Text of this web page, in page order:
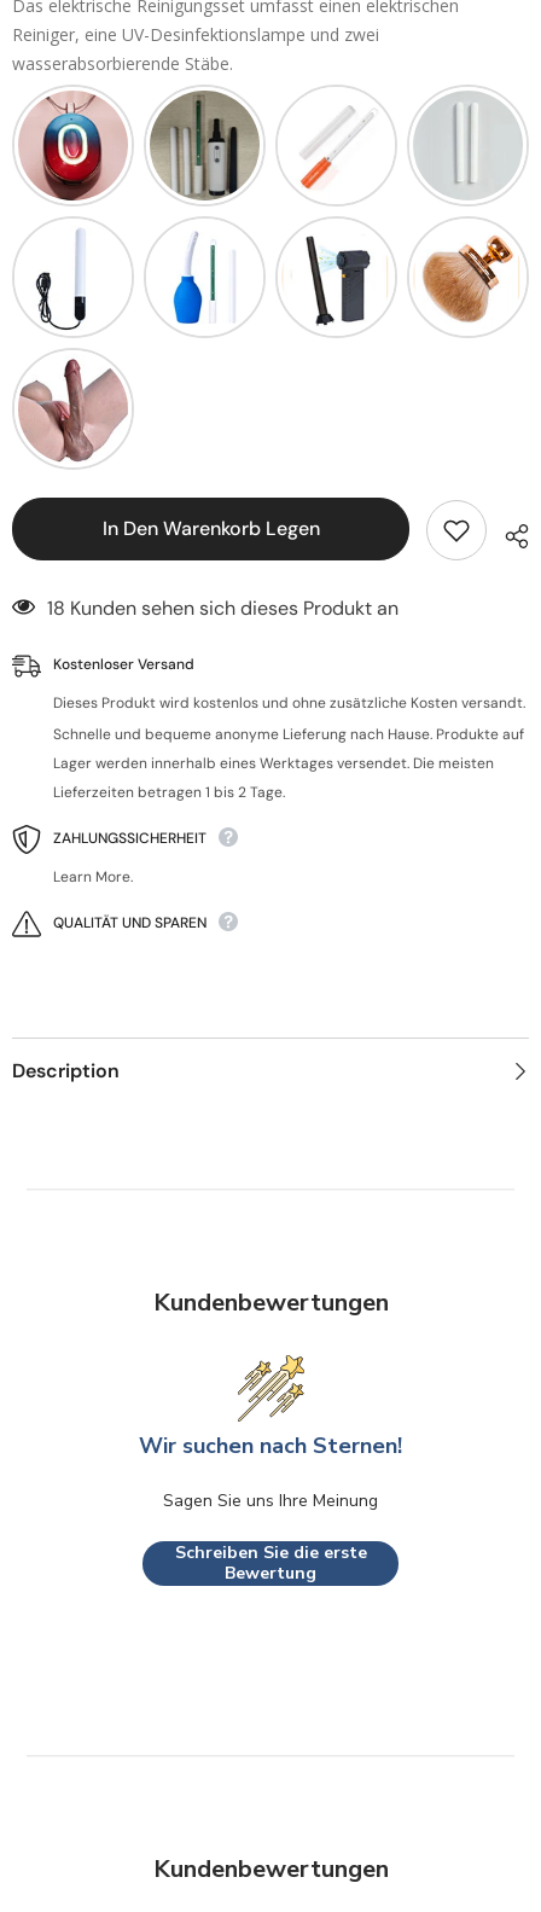
Das elektrische Reinigungsset umfasst einen elektrischen
Reiniger, eine UV-Desinfektionslampe und zwei
wasserabsorbierende Stäbe.
In Den Warenkorb Legen
18 Kunden sehen sich dieses Produkt an
Kostenloser Versand
Dieses Produkt wird kostenlos und ohne zusätzliche Kosten versandt.
Schnelle und bequeme anonyme Lieferung nach Hause. Produkte auf
Lager werden innerhalb eines Werktages versendet. Die meisten
Lieferzeiten betragen 1 bis 2 Tage.
ZAHLUNGSSICHERHEIT
Learn More.
QUALITÄT UND SPAREN
Description
Kundenbewertungen
Wir suchen nach Sternen!
Sagen Sie uns Ihre Meinung
Schreiben Sie die erste
Bewertung
Kundenbewertungen